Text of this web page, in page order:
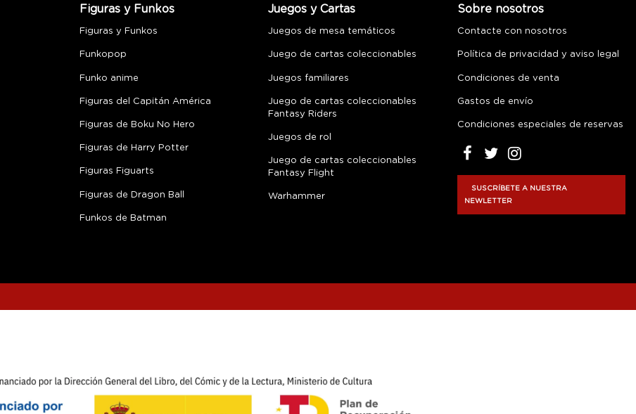
Figuras y Funkos
Figuras y Funkos
Funkopop
Funko anime
Figuras del Capitán América
Figuras de Boku No Hero
Figuras de Harry Potter
Figuras Figuarts
Figuras de Dragon Ball
Funkos de Batman
Juegos y Cartas
Juegos de mesa temáticos
Juego de cartas coleccionables
Juegos familiares
Juego de cartas coleccionables
Fantasy Riders
Juegos de rol
Juego de cartas coleccionables
Fantasy Flight
Warhammer
Sobre nosotros
Contacte con nosotros
Política de privacidad y aviso legal
Condiciones de venta
Gastos de envío
Condiciones especiales de reservas
SUSCRÍBETE A NUESTRA
NEWLETTER